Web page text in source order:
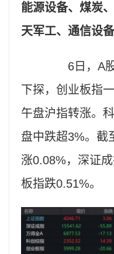
能源设备、煤炭
天军工、通信设
6日，A股
下探，创业板指
午盘沪指转涨。
盘中跌超3%。截
涨0.08%，深证
板指跌0.51%。